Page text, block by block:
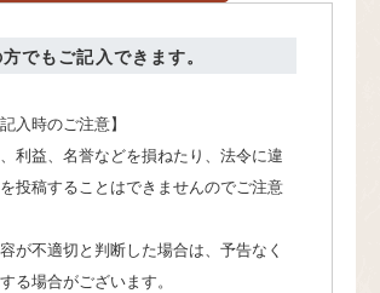
でもご記入できます。
入時のご注意】
利益、名誉などを損ねたり、法令に違
投稿することはできませんのでご注意
が不適切と判断した場合は、予告なく
る場合がございます。